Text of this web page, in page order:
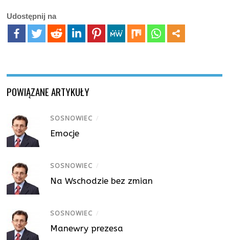
Udostępnij na
POWIĄZANE ARTYKUŁY
SOSNOWIEC /
Emocje
SOSNOWIEC /
Na Wschodzie bez zmian
SOSNOWIEC /
Manewry prezesa